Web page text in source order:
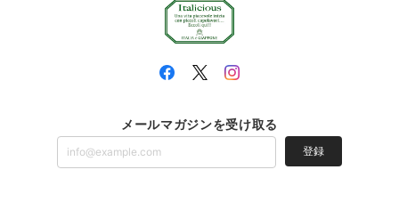
メールマガジンを受け取る
登録